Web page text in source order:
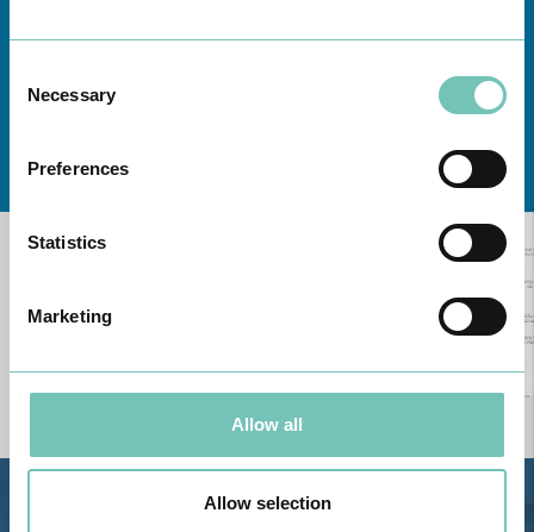
Selection
Necessary
Preferences
Statistics
Marketing
Allow all
Allow selection